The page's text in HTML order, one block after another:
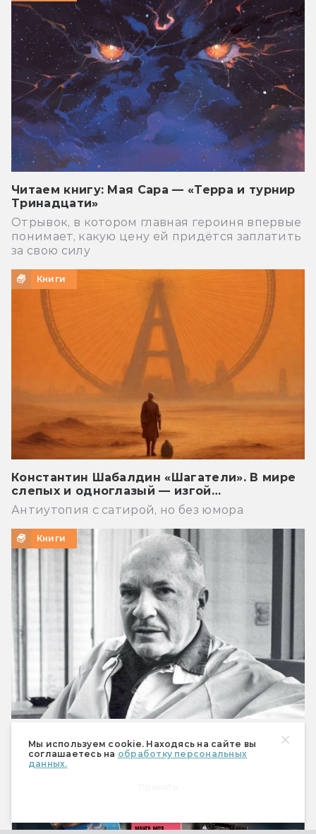
Мы используем cookie. Находясь на сайте вы
соглашаетесь на обработку персональных
данных.
Читаем книгу: Мая Сара — «Терра и турнир
Тринадцати»
Отрывок, в котором главная героиня впервые
понимает, какую цену ей придётся заплатить
за свою силу
Книги
Константин Шабалдин «Шагатели». В мире
слепых и одноглазый — изгой…
Антиутопия с сатирой, но без юмора
Книги
Мобильный телефон, робот-пылесос и Илон
Маск